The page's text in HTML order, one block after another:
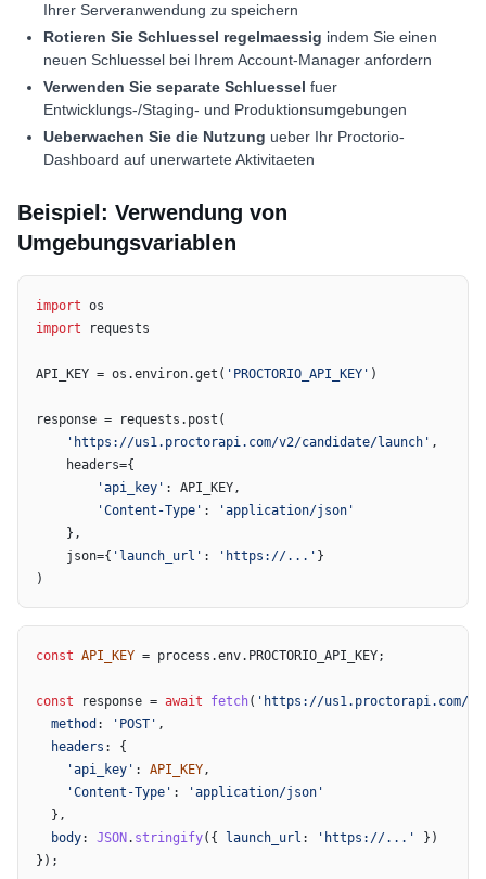
Ihrer Serveranwendung zu speichern
Rotieren Sie Schluessel regelmaessig indem Sie einen
neuen Schluessel bei Ihrem Account-Manager anfordern
Verwenden Sie separate Schluessel fuer
Entwicklungs-/Staging- und Produktionsumgebungen
Ueberwachen Sie die Nutzung ueber Ihr Proctorio-
Dashboard auf unerwartete Aktivitaeten
Beispiel: Verwendung von
Umgebungsvariablen
import
import requests
API_KEY = os.environ.get( 'PROCTORIO_API_KEY' )
response = requests.post(
'https://us1.proctorapi.com/v2/candidate/launch' ,
    headers={
'api_key' : API_KEY,
'Content-Type' :
'application/json'
    },
    json={
'launch_url' : 'https://...' }
)
const API_KEY = process.env. PROCTORIO_API_KEY;
const response = await fetch( 'https://us1.proctorapi.com/
method : 'POST' ,
headers : {
'api_key' : API_KEY,
'Content-Type' :
'application/json'
  },
body: JSON . stringify({ launch_url : 'https://...'
})
});